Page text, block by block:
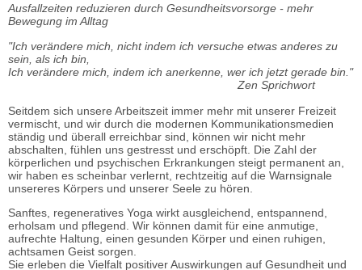
Ausfallzeiten reduzieren durch Gesundheitsvorsorge - mehr
Bewegung im Alltag
"Ich verändere mich, nicht indem ich versuche etwas anderes zu
sein, als ich bin,
Ich verändere mich, indem ich anerkenne, wer ich jetzt gerade bin."
Zen Sprichwort
Seitdem sich unsere Arbeitszeit immer mehr mit unserer Freizeit
vermischt, und wir durch die modernen Kommunikationsmedien
ständig und überall erreichbar sind, können wir nicht mehr
abschalten, fühlen uns gestresst und erschöpft. Die Zahl der
körperlichen und psychischen Erkrankungen steigt permanent an,
wir haben es scheinbar verlernt, rechtzeitig auf die Warnsignale
unsereres Körpers und unserer Seele zu hören.
Sanftes, regeneratives Yoga wirkt ausgleichend, entspannend,
erholsam und pflegend. Wir können damit für eine anmutige,
aufrechte Haltung, einen gesunden Körper und einen ruhigen,
achtsamen Geist sorgen.
Sie erleben die Vielfalt positiver Auswirkungen auf Gesundheit und